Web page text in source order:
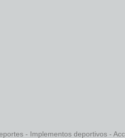
- Implementos deportivos -